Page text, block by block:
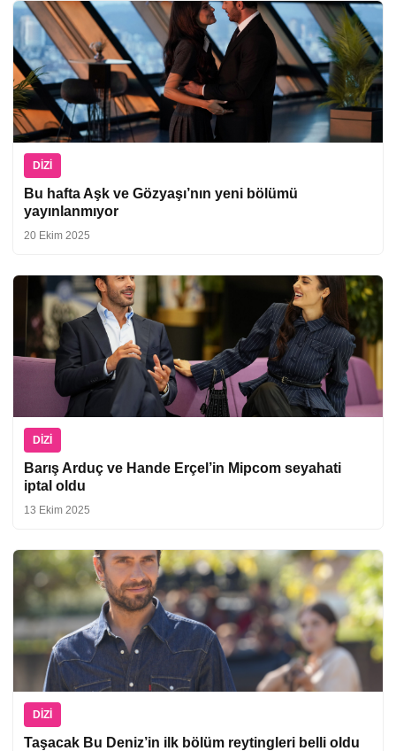
DIZI
Bu hafta Aşk ve Gözyaşı’nın yeni bölümü
yayınlanmıyor
20 Ekim 2025
DIZI
Barış Arduç ve Hande Erçel’in Mipcom seyahati
iptal oldu
13 Ekim 2025
DIZI
Taşacak Bu Deniz’in ilk bölüm reytingleri belli oldu